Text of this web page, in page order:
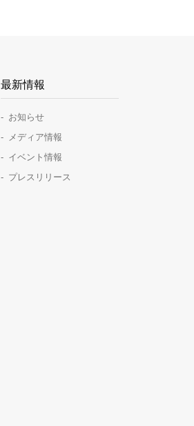
最新情報
お知らせ
メディア情報
イベント情報
プレスリリース